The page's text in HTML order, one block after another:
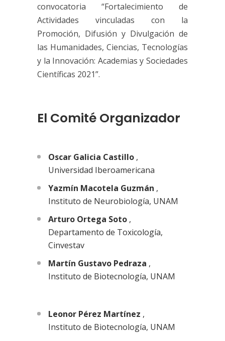
convocatoria “Fortalecimiento de
Actividades vinculadas con la
Promoción, Difusión y Divulgación de
las Humanidades, Ciencias, Tecnologías
y la Innovación: Academias y Sociedades
Científicas 2021”.
El Comité Organizador
Oscar Galicia Castillo ,
Universidad Iberoamericana
Yazmín Macotela Guzmán ,
Instituto de Neurobiología, UNAM
Arturo Ortega Soto ,
Departamento de Toxicología,
Cinvestav
Martín Gustavo Pedraza ,
Instituto de Biotecnología, UNAM
Leonor Pérez Martínez ,
Instituto de Biotecnología, UNAM